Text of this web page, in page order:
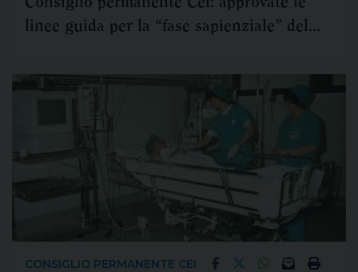
linee guida per la “fase sapienziale” del
CONSIGLIO PERMANENTE CEI